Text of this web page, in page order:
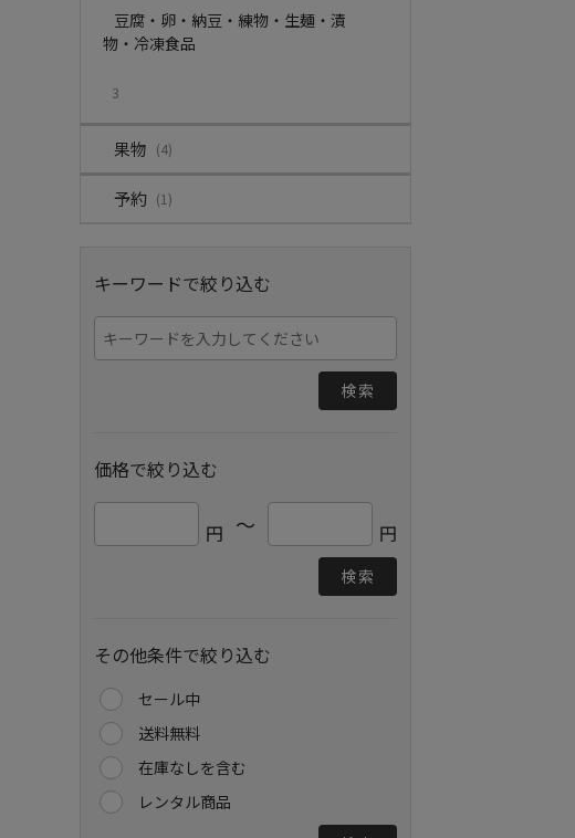
豆腐・卵・納豆・練物・生麺・漬
物・冷凍食品
3
果物 (4)
予約 (1)
キーワードで絞り込む
検索
価格で絞り込む
円 ～ 円
検索
その他条件で絞り込む
セール中
送料無料
在庫なしを含む
レンタル商品